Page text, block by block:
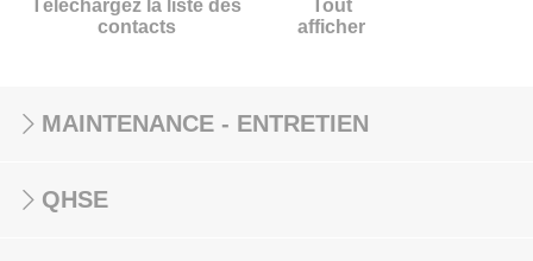
Téléchargez la liste des
contacts
Tout
afficher
MAINTENANCE - ENTRETIEN
QHSE